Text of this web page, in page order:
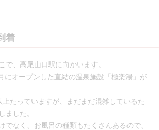
着
で、高尾山口駅に向かいます。
にオープンした直結の温泉施設「極楽湯」が
たっていますが、まだまだ混雑しているた
ました。
でなく、お風呂の種類もたくさんあるので、